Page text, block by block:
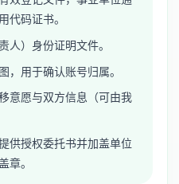
代码证书。
人）身份证明文件。
，用于确认账号归属。
意愿与双方信息（可由我
供授权委托书并加盖单位
章。